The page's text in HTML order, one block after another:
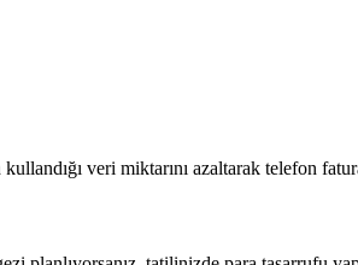
veri miktarını azaltarak telefon